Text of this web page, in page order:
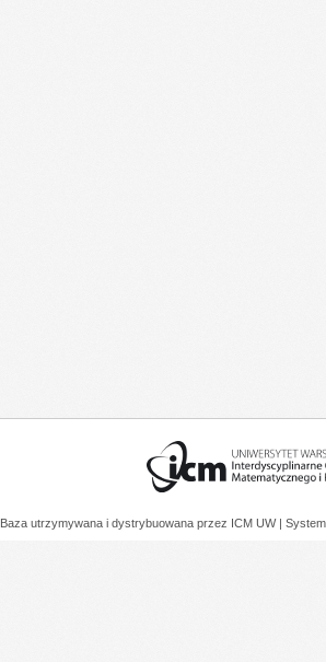
Baza utrzymywana i dystrybuowana przez ICM UW |